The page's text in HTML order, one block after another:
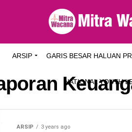
ARSIP GARIS BESAR HALUAN
NATIONAL YOUTH
ARSIP 3 years ago